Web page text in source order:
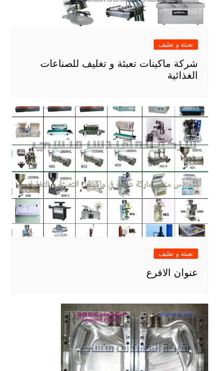
تعبئة و تغليف
شركة ماكينات تعبئة و تغليف للصناعات
الغذائية
تعبئة و تغليف
عنوان الافرع